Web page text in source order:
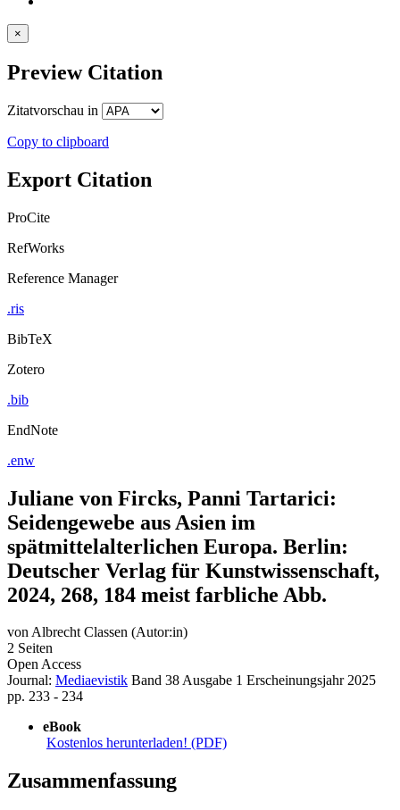
×
Preview Citation
Zitatvorschau in
Copy to clipboard
Export Citation
ProCite
RefWorks
Reference Manager
.ris
BibTeX
Zotero
.bib
EndNote
.enw
Juliane von Fircks, Panni Tartarici:
Seidengewebe aus Asien im
spätmittelalterlichen Europa. Berlin:
Deutscher Verlag für Kunstwissenschaft,
2024, 268, 184 meist farbliche Abb.
vonAlbrecht Classen (Autor:in)
2 Seiten
Open Access
Journal: Mediaevistik Band 38Ausgabe 1 Erscheinungsjahr 2025
pp. 233 - 234
eBook
Kostenlos herunterladen! (PDF)
Zusammenfassung